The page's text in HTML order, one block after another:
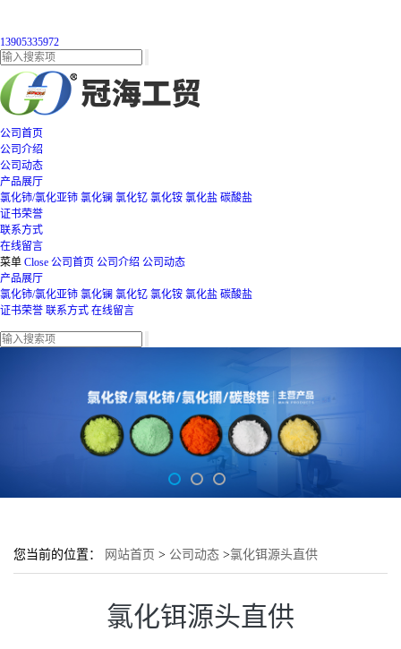
13905335972
公司首页
公司介绍
公司动态
产品展厅
氯化铈/氯化亚铈 氯化镧 氯化钇 氯化铵 氯化盐 碳酸盐
证书荣誉
联系方式
在线留言
菜单 Close 公司首页 公司介绍 公司动态
产品展厅
氯化铈/氯化亚铈 氯化镧 氯化钇 氯化铵 氯化盐 碳酸盐
证书荣誉 联系方式 在线留言
您当前的位置： 网站首页 > 公司动态 >氯化铒源头直供
氯化铒源头直供